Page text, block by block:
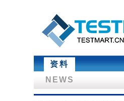
资料
NEWS